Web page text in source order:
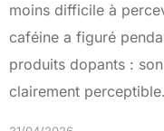
moins difficile à
caféine a figuré
produits dopants :
clairement perceptible.